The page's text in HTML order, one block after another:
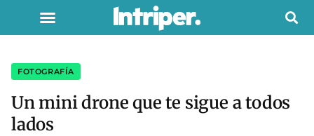
FOTOGRAFÍA
Un mini drone que te sigue a todos
lados